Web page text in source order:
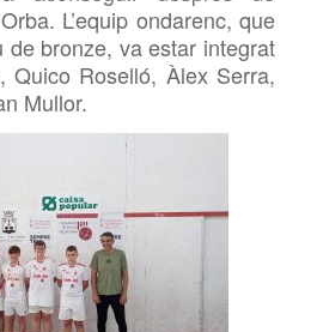
L’equip ondarenc, que
bronze, va estar integrat
Quico Roselló, Àlex Serra,
Mullor.